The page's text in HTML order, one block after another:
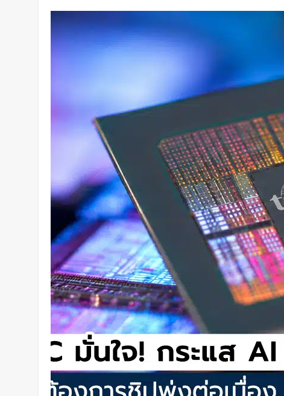
ChatGPT ทะลุ 1 พันล้านผู้ใช้ต่อสัปดา
โลก AI
Xiaomi เปิดตัว SUV พร้อมพื้นที่นอน
โดยสารได้ 7 ที่นั่ง
นักวิจัย NUS CDE พัฒนา “ผิวอิเล็ก
การสัมผัสและซ่อมแซมตัวเองใต้น้ำ
2 วัน Ago
K-18M โดรนรบฝีมือคนไทย ทดสอบ
3 วัน Ago
BlaBlaCar เปิดให้บริการในไทย แ
ระหว่างเมือง ช่วยหารค่าน้ำมันและ